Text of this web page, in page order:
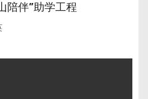
陪伴”助学工程